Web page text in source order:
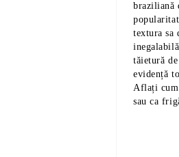
braziliană
textura sa
tăietură
evidență
Aflați cum
sau ca